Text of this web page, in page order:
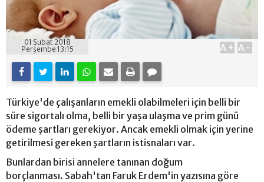
01 Şubat 2018
Perşembe 13:15
A+ A-
Türkiye'de çalışanların emekli olabilmeleri için belli bir
süre sigortalı olma, belli bir yaşa ulaşma ve prim günü
ödeme şartları gerekiyor. Ancak emekli olmak için yerine
getirilmesi gereken şartların istisnaları var.
Bunlardan birisi annelere tanınan doğum
borçlanması. Sabah'tan Faruk Erdem'in yazısına göre